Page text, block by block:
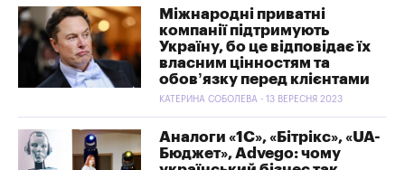
Міжнародні приватні
компанії підтримують
Україну, бо це відповідає їх
власним цінностям та
обов’язку перед клієнтами
КАТЕРИНА СОБОЛЕВА - 13 ВЕРЕСНЯ 2023
Аналоги «1С», «Бітрікс», «UA-
Бюджет», Advego: чому